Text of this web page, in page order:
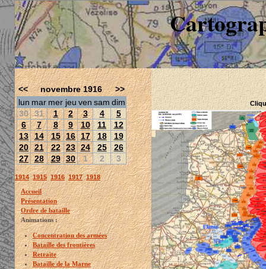
<< novembre 1916
>>
lun mar mer jeu ven sam dim
30 31 1 2 3 4
5
6
7 8 9 10 11
12
13 14 15 16 17 18
19
20 21 22 23 24 25
26
27 28 29 30 1 2 3
1914 1915 1916 1917 1918
Accueil
Présentation
Ordre de bataille
Animations :
Concentration des armées
Bataille des frontières
Retraite
Bataille de la Marne